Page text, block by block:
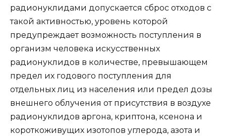
радионуклидами допускается сброс отходов с
такой активностью, уровень которой
предупреждает возможность поступления в
организм человека искусственных
радионуклидов в количестве, превышающем
предел их годового поступления для
отдельных лиц из населения или предел дозы
внешнего облучения от присутствия в воздухе
радионуклидов аргона, криптона, ксенона и
короткоживущих изотопов углерода, азота и